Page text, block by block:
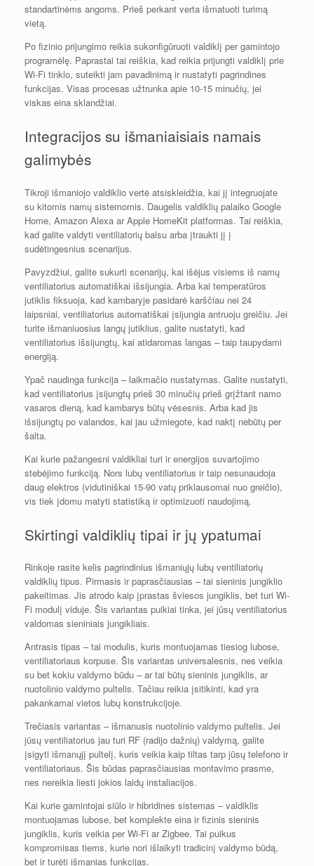
standartinėms angoms. Prieš perkant verta išmatuoti turimą
vietą.
Po fizinio prijungimo reikia sukonfigūruoti valdiklį per gamintojo
programėlę. Paprastai tai reiškia, kad reikia prijungti valdiklį prie
Wi-Fi tinklo, suteikti jam pavadinimą ir nustatyti pagrindines
funkcijas. Visas procesas užtrunka apie 10-15 minučių, jei
viskas eina sklandžiai.
Integracijos su išmaniaisiais namais
galimybės
Tikroji išmaniojo valdiklio vertė atsiskleidžia, kai jį integruojate
su kitomis namų sistemomis. Daugelis valdiklių palaiko Google
Home, Amazon Alexa ar Apple HomeKit platformas. Tai reiškia,
kad galite valdyti ventiliatorių balsu arba įtraukti jį į
sudėtingesnius scenarijus.
Pavyzdžiui, galite sukurti scenarijų, kai išėjus visiems iš namų
ventiliatorius automatiškai išsijungia. Arba kai temperatūros
jutiklis fiksuoja, kad kambaryje pasidarė karščiau nei 24
laipsniai, ventiliatorius automatiškai įsijungia antruoju greičiu. Jei
turite išmaniuosius langų jutiklius, galite nustatyti, kad
ventiliatorius išsijungtų, kai atidaromas langas – taip taupydami
energiją.
Ypač naudinga funkcija – laikmačio nustatymas. Galite nustatyti,
kad ventiliatorius įsijungtų prieš 30 minučių prieš grįžtant namo
vasaros dieną, kad kambarys būtų vėsesnis. Arba kad jis
išsijungtų po valandos, kai jau užmiegote, kad naktį nebūtų per
šalta.
Kai kurie pažangesni valdikliai turi ir energijos suvartojimo
stebėjimo funkciją. Nors lubų ventiliatorius ir taip nesunaudoja
daug elektros (vidutiniškai 15-90 vatų priklausomai nuo greičio),
vis tiek įdomu matyti statistiką ir optimizuoti naudojimą.
Skirtingi valdiklių tipai ir jų ypatumai
Rinkoje rasite kelis pagrindinius išmaniųjų lubų ventiliatorių
valdiklių tipus. Pirmasis ir paprasčiausias – tai sieninis jungiklio
pakeitimas. Jis atrodo kaip įprastas šviesos jungiklis, bet turi Wi-
Fi modulį viduje. Šis variantas puikiai tinka, jei jūsų ventiliatorius
valdomas sieniniais jungikliais.
Antrasis tipas – tai modulis, kuris montuojamas tiesiog lubose,
ventiliatoriaus korpuse. Šis variantas universalesnis, nes veikia
su bet kokiu valdymo būdu – ar tai būtų sieninis jungiklis, ar
nuotolinio valdymo pultelis. Tačiau reikia įsitikinti, kad yra
pakankamai vietos lubų konstrukcijoje.
Trečiasis variantas – išmanusis nuotolinio valdymo pultelis. Jei
jūsų ventiliatorius jau turi RF (radijo dažnių) valdymą, galite
įsigyti išmanųjį pultelį, kuris veikia kaip tiltas tarp jūsų telefono ir
ventiliatoriaus. Šis būdas paprasčiausias montavimo prasme,
nes nereikia liesti jokios laidų instaliacijos.
Kai kurie gamintojai siūlo ir hibridines sistemas – valdiklis
montuojamas lubose, bet komplekte eina ir fizinis sieninis
jungiklis, kuris veikia per Wi-Fi ar Zigbee. Tai puikus
kompromisas tiems, kurie nori išlaikyti tradicinį valdymo būdą,
bet ir turėti išmanias funkcijas.